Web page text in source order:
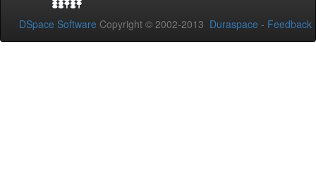
DSpace Software Copyright © 2002-2013 Duraspace - Feedback